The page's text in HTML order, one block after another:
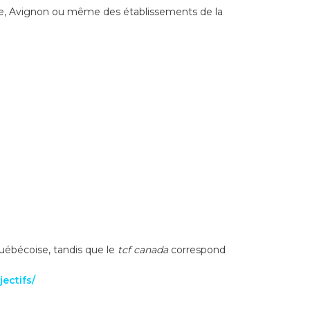
Avignon ou même des établissements de la
tandis que le tcf canadacorrespond